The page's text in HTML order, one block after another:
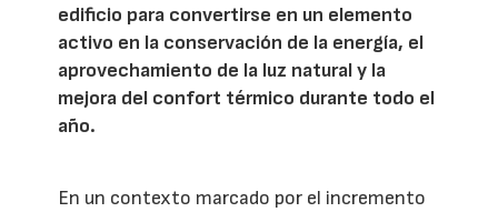
edificio para convertirse en un elemento
activo en la conservación de la energía, el
aprovechamiento de la luz natural y la
mejora del confort térmico durante todo el
año.
En un contexto marcado por el incremento